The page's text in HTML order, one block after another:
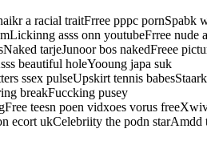
a racial traitFrree pppc
asss onn youtubeFrree
tarjeJunoor bos nakedFreee
beautiful holeYooung japa suk
ssex pulseUpskirt tennis
breakFuccking pusey
teesn poen vidxoes vorus
ecort ukCelebriity the podn starAmdd